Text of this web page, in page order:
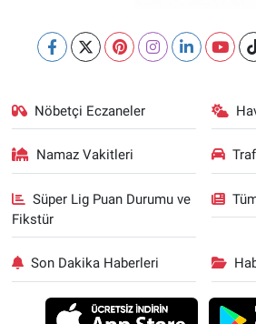
Nöbetçi Eczaneler
Namaz Vakitleri
Süper Lig Puan Durumu ve
Fikstür
Son Dakika Haberleri